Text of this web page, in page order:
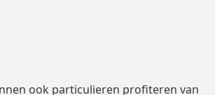
ook particulieren profiteren van